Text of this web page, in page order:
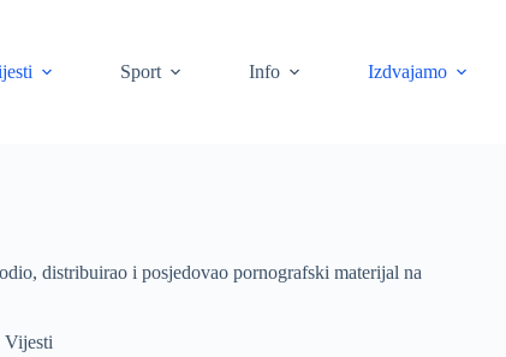
Sport Info Izdvajamo
distribuirao i posjedovao pornografski materijal na
Vijesti